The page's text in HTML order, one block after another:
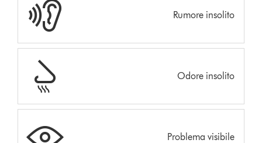
Rumore insolito
Odore insolito
Problema visibile